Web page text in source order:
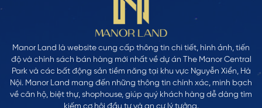
Manor Land là website cung cấp thông tin chi tiết, hình ảnh, tiến
độ và chính sách bán hàng mới nhất về dự án The Manor Central
Park và các bất động sản tiềm năng tại khu vực Nguyễn Xiển, Hà
Nội. Manor Land mang đến những thông tin chính xác, minh bạch
về căn hộ, biệt thự, shophouse, giúp quý khách hàng dễ dàng tìm